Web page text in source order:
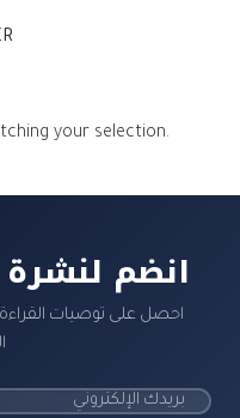
your selection.
انضم
احصل على توصيات